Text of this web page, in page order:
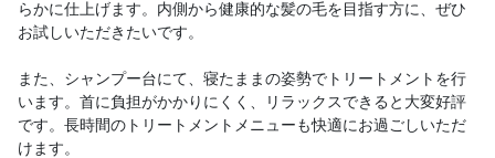
らかに仕上げます。内側から健康的な髪の毛を目指す方に、ぜひ
お試しいただきたいです。
また、シャンプー台にて、寝たままの姿勢でトリートメントを行
います。首に負担がかかりにくく、リラックスできると大変好評
です。長時間のトリートメントメニューも快適にお過ごしいただ
けます。